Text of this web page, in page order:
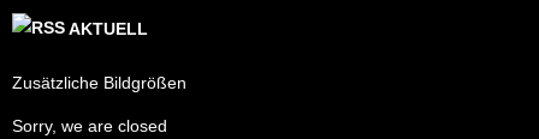
AKTUELL
Zusätzliche Bildgrößen
Sorry, we are closed